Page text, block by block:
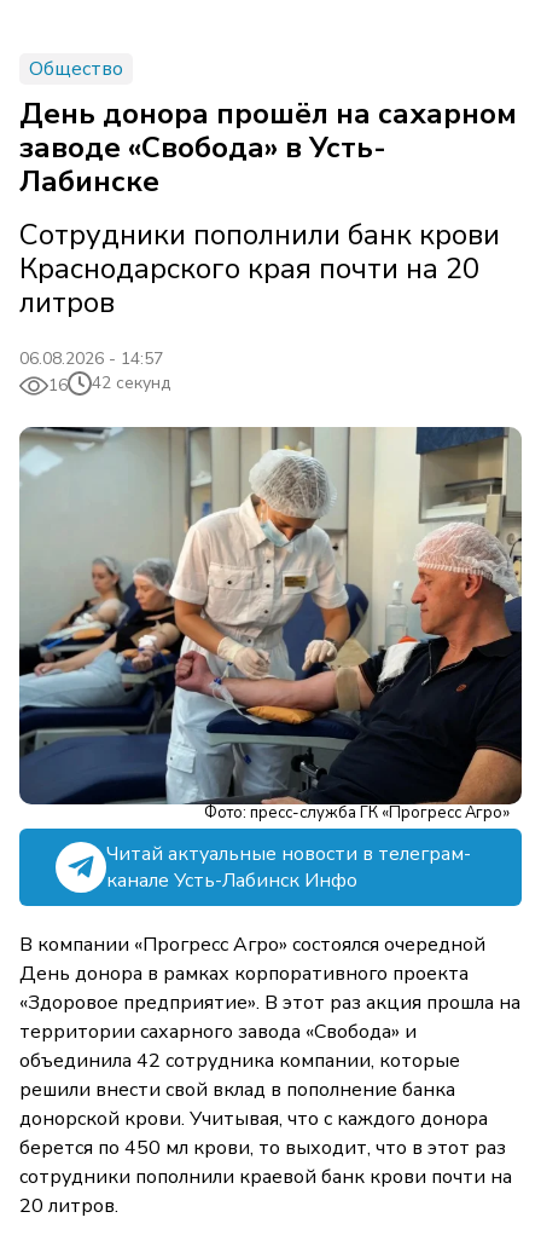
Общество
День донора прошёл на сахарном
заводе «Свобода» в Усть-
Лабинске
Сотрудники пополнили банк крови
Краснодарского края почти на 20
литров
06.08.2026 - 14:57
16
42 секунд
Фото: пресс-служба ГК «Прогресс Агро»
Читай актуальные новости в телеграм-
канале Усть-Лабинск Инфо
В компании «Прогресс Агро» состоялся очередной
День донора в рамках корпоративного проекта
«Здоровое предприятие». В этот раз акция прошла на
территории сахарного завода «Свобода» и
объединила 42 сотрудника компании, которые
решили внести свой вклад в пополнение банка
донорской крови. Учитывая, что с каждого донора
берется по 450 мл крови, то выходит, что в этот раз
сотрудники пополнили краевой банк крови почти на
20 литров.